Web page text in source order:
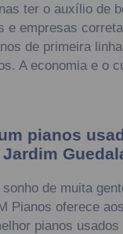
ter o auxílio de
e empresas
de primeira
A economia e o
pianos
sonho de muita
Pianos oferece
pianos